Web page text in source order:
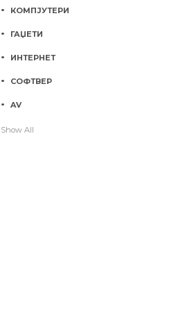
КОМПЈУТЕРИ
ГАЏЕТИ
ИНТЕРНЕТ
СОФТВЕР
AV
Show All